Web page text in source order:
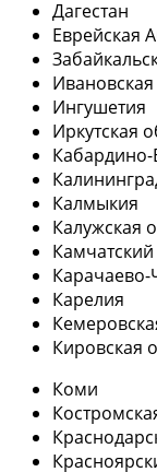
Дагестан
Еврейская
Ингушетия
Иркутская
Кабардино-
Калмыкия
Калужская
Карачаево-
Карелия
Кировская
Коми